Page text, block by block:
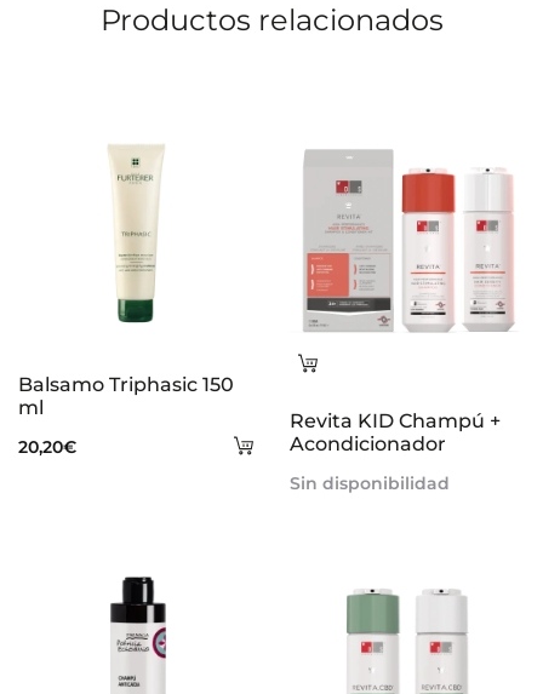
Productos relacionados
Añadir
Balsamo Triphasic 150
ml
20,20€
Leer
Revita KID Champú +
Acondicionador
Sin disponibilidad